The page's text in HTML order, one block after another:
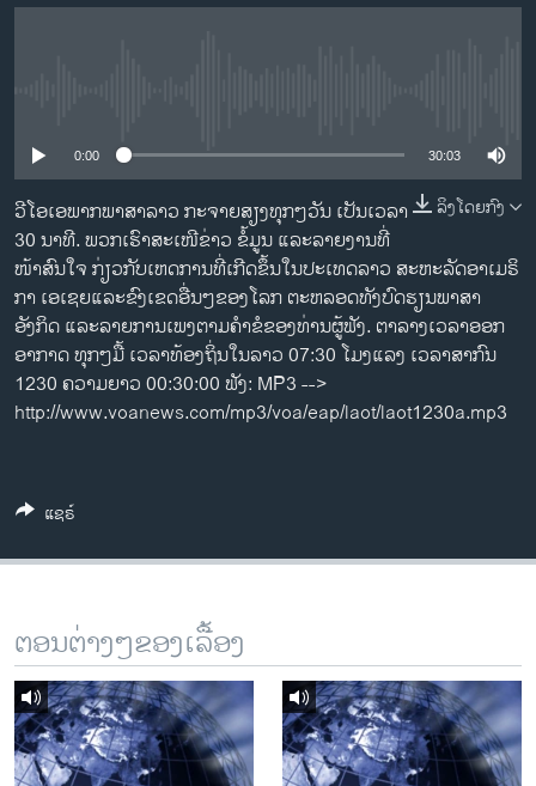
ຊຸມຊົນຊາວລາວ
ວິທະຍາສາດ-ເທັກໂນໂລຈີ
ທຸລະກິດ
ພາສາອັງກິດ
ວີດີໂອ
ສຽງ
ລາຍການກະຈາຍສຽງ
ຕິດຕາມພວກເຮົາ ທີ່
0:00 30:03
ລິງໂດຍກົງ
ວີ​ໂອ​ເອພາກ​ພາສາ​ລາວ​ ກະຈາຍສຽງ​ທຸກໆ​ວັນ ​ເປັນ​ເວລາ
30 ນາທີ. ພວກ​ເຮົາ​ສະ​ເໜີຂ່າວ ຂໍ້​ມູນ ​ແລະ​ລາຍ​ງານ​ທີ່​
ໜ້າ​ສົນ​ໃຈ ກ່ຽວກັບ​​ເຫດການ​​ທີ່​ເກີດ​ຂຶ້ນ​ໃນ​ປະ​ເທດ​ລາວ ສະຫະລັດ​ອ​າ​ເມ​ຣິ​
ກາ ​ເອ​ເຊຍ​ແລະ​ຂົງເຂດ​ອື່ນໆ​ຂອງ​ໂລກ ຕະຫລອດ​ທັງ​ບົດຮຽນ​ພາສາ​
ອັງກິດ ​ແລະ​ລາຍການ​ເພງ​ຕາມ​ຄຳ​ຂໍ​ຂອງ​ທ່ານ​ຜູ້​ຟັງ. ຕາລາງເວລາອອກ
ອາກາດ ທຸກໆມື້ ເວລາທ້ອງຖິ່ນໃນລາວ 07:30 ໂມງແລງ ເວລາສາກົນ
1230 ຄວາມຍາວ 00:30:00 ຟັງ: MP3 -->
http://www.voanews.com/mp3/voa/eap/laot/laot1230a.mp3
ແຊຣ໌
ຕອນຕ່າງໆຂອງເລື້ອງ